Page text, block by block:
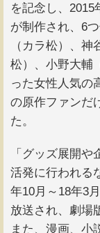
を記念し、2015
が制作され、6
（カラ松）、
松）、小野大輔
った女性人気の
の原作ファンだ
た。
「グッズ展開
活発に行われる
年10月～18年3
放送され、劇場
また、漫画、小